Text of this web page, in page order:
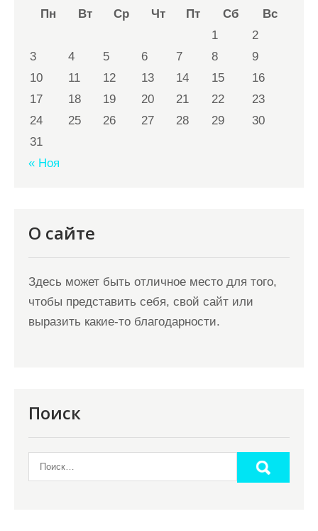
Пн
Вт Ср Чт Пт Сб
Вс
1
2
3
4 5 6 7 8
9
10
11 12 13 14 15
16
17
18 19 20 21 22
23
24
25 26 27 28 29
30
31
« Ноя
О сайте
Здесь может быть отличное место для того,
чтобы представить себя, свой сайт или
выразить какие-то благодарности.
Поиск